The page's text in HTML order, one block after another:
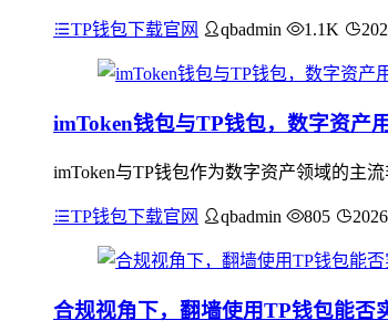
TP钱包下载官网 qbadmin 1.1K
imToken钱包与TP钱包，数字资产
imToken与TP钱包作为数字资产领域的主
TP钱包下载官网 qbadmin 805
合规视角下，翻墙使用TP钱包能否